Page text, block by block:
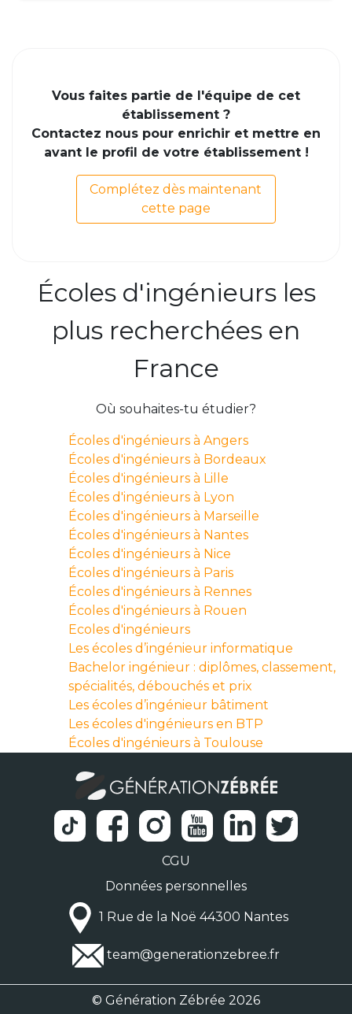
Vous faites partie de l'équipe de cet
établissement ?
Contactez nous pour enrichir et mettre en
avant le profil de votre établissement !
Complétez dès maintenant
cette page
Écoles d'ingénieurs les
plus recherchées en
France
Où souhaites-tu étudier?
Écoles d'ingénieurs à Angers
Écoles d'ingénieurs à Bordeaux
Écoles d'ingénieurs à Lille
Écoles d'ingénieurs à Lyon
Écoles d'ingénieurs à Marseille
Écoles d'ingénieurs à Nantes
Écoles d'ingénieurs à Nice
Écoles d'ingénieurs à Paris
Écoles d'ingénieurs à Rennes
Écoles d'ingénieurs à Rouen
Ecoles d'ingénieurs
Les écoles d’ingénieur informatique
Bachelor ingénieur : diplômes, classement,
spécialités, débouchés et prix
Les écoles d’ingénieur bâtiment
Les écoles d'ingénieurs en BTP
Écoles d'ingénieurs à Toulouse
CGU
Données personnelles
1 Rue de la Noë 44300 Nantes
team@generationzebree.fr
© Génération Zébrée 2026